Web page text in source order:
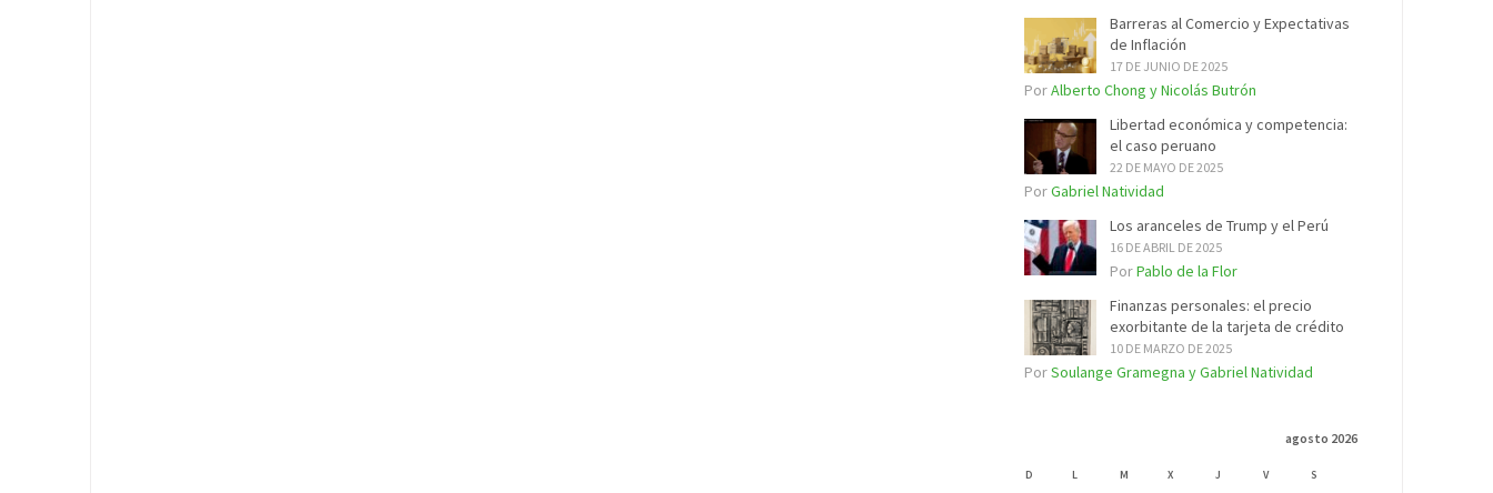
Barreras al Comercio y Expectativas
de Inflación
17 DE JUNIO DE 2025
PorAlberto Chong y Nicolás Butrón
Libertad económica y competencia:
el caso peruano
22 DE MAYO DE 2025
PorGabriel Natividad
Los aranceles de Trump y el Perú
16 DE ABRIL DE 2025
PorPablo de la Flor
Finanzas personales: el precio
exorbitante de la tarjeta de crédito
10 DE MARZO DE 2025
PorSoulange Gramegna y Gabriel Natividad
agosto 2026
D L M X J V S